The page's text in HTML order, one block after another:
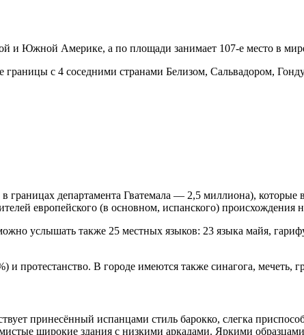
и Южной Америке, а по площади занимает 107-е место в
границы с 4 соседними странами Белизом, Сальвадором,
границах департамента Гватемала — 2,5 миллиона),
европейского (в основном, испанского) происхождения
услышать также 25 местных языков: 23 языка майя,
протестанство. В городе имеются также синагога, мечеть,
принесённый испанцами стиль барокко, слегка
широкие здания с низкими аркадами. Яркими